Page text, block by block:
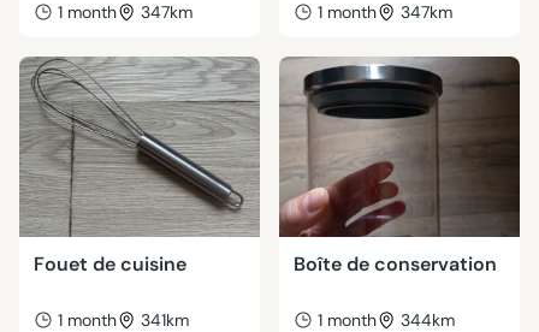
1 month 347km 1 month 347km
Fouet de cuisine
1 month 341km
Boîte de conservation
1 month 344km